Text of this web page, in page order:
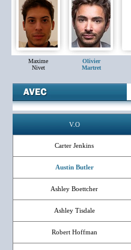
Maxime
Nivet
Olivier
Martret
V.O
Carter Jenkins
Austin Butler
Ashley Boettcher
Ashley Tisdale
Robert Hoffman